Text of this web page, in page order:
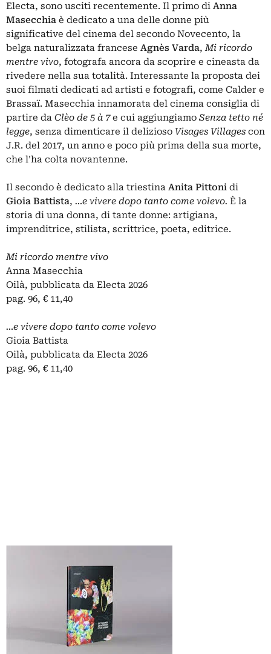
Electa, sono usciti recentemente. Il primo di Anna
Masecchia è dedicato a una delle donne più
significative del cinema del secondo Novecento, la
belga naturalizzata francese Agnès Varda,Mi ricordo
mentre vivo, fotografa ancora da scoprire e cineasta da
rivedere nella sua totalità. Interessante la proposta dei
suoi filmati dedicati ad artisti e fotografi, come Calder e
Brassaï. Masecchia innamorata del cinema consiglia di
partire da Clèo de 5 à 7e cui aggiungiamo Senza tetto né
legge, senza dimenticare il delizioso Visages Villages con
J.R. del 2017, un anno e poco più prima della sua morte,
che l’ha colta novantenne.
Il secondo è dedicato alla triestina Anita Pittoni di
Gioia Battista, …e vivere dopo tanto come volevo. È la
storia di una donna, di tante donne: artigiana,
imprenditrice, stilista, scrittrice, poeta, editrice.
Mi ricordo mentre vivo
Anna Masecchia
Oilà, pubblicata da Electa 2026
pag. 96, € 11,40
…e vivere dopo tanto come volevo
Gioia Battista
Oilà, pubblicata da Electa 2026
pag. 96, € 11,40